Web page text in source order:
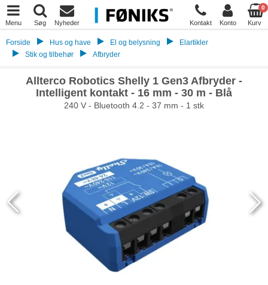
Menu Søg Nyheder Kontakt Konto
0
Kurv
Forside Hus og have El og belysning
Elartikler
Stik og tilbehør
Afbryder
Allterco Robotics Shelly 1 Gen3 Afbryder -
Intelligent kontakt - 16 mm - 30 m - Blå
240 V - Bluetooth 4.2 - 37 mm - 1 stk